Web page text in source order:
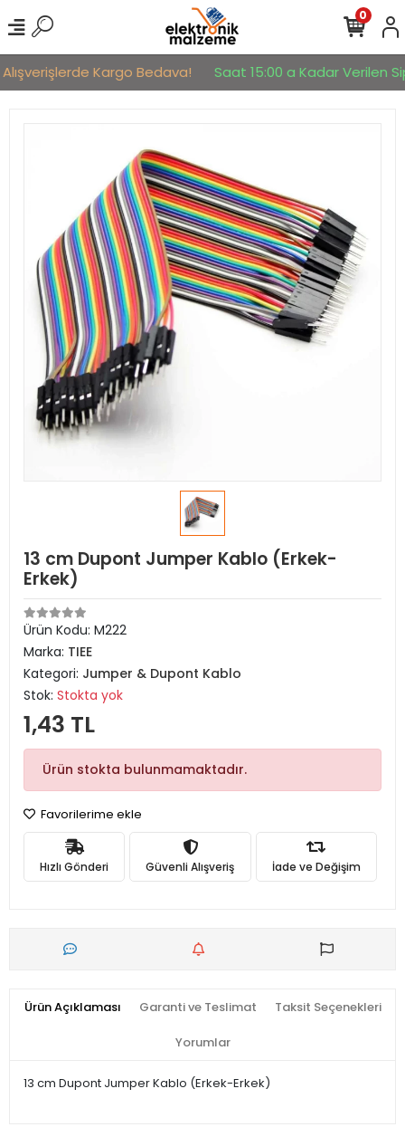
Kargo Bedava! Saat 15:00 a Kadar Verilen
0
13 cm Dupont Jumper Kablo (Erkek-
Erkek)
Ürün Kodu: M222
Marka: TIEE
Kategori: Jumper & Dupont Kablo
Stok: Stokta yok
1,43 TL
Ürün stokta bulunmamaktadır.
Favorilerime ekle
Hızlı Gönderi Güvenli Alışveriş İade ve Değişim
Ürün Açıklaması Garanti ve Teslimat Taksit Seçenekleri
Yorumlar
13 cm Dupont Jumper Kablo (Erkek-Erkek)